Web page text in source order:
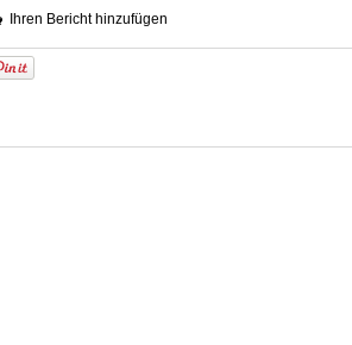
payment costs
Ihren Bericht hinzufügen